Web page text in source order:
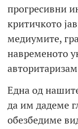
прогресивни
критичкото
медиумите,
навременото
Една од
да им дадеме
обезбедиме